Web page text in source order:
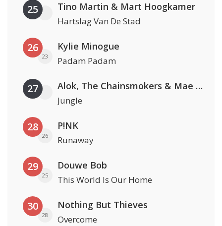
25 Tino Martin & Mart Hoogkamer
Hartslag Van De Stad
26
23
Kylie Minogue
Padam Padam
27 Alok, The Chainsmokers & Mae Stephens
Jungle
28
26
P!NK
Runaway
29
25
Douwe Bob
This World Is Our Home
30
28
Nothing But Thieves
Overcome